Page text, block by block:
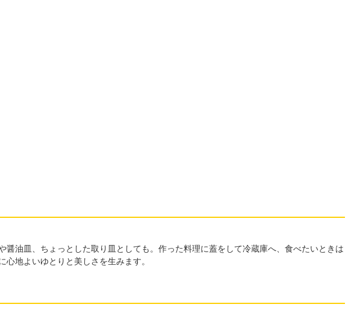
油皿、ちょっとした取り皿としても。作った料理に蓋をして冷蔵庫へ、食べたいときは
地よいゆとりと美しさを生みます。